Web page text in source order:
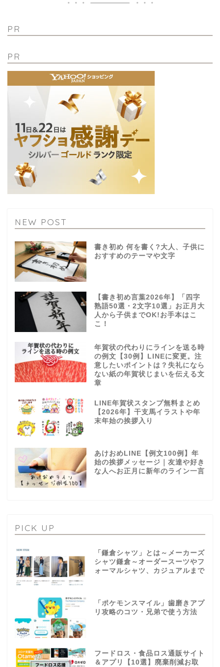
PR
PR
NEW POST
書き初め 何を書く?大人、子供に
おすすめのテーマや文字
【書き初め言葉2026年】「四字
熟語50選・2文字10選」お正月大
人から子供までOK!お手本はこ
こ！
年賀状の代わりにラインを送る時
の例文【30例】LINEに変更。注
意したいポイントは？失礼になら
ない紙の年賀状じまいを伝える文
章
LINE年賀状スタンプ無料まとめ
【2026年】干支馬イラストや年
末年始の挨拶入り
あけおめLINE【例文100例】年
始の挨拶メッセージ｜友達や好き
な人へお正月に新年のライン一言
PICK UP
「鎌倉シャツ」とは～メーカーズ
シャツ鎌倉～オーダースーツやフ
ォーマルシャツ、カジュアルまで
「ポケモンスマイル」歯磨きアプ
リ攻略のコツ・兄弟で使う方法
フードロス・食品ロス通販サイト
＆アプリ【10選】廃棄削減お取